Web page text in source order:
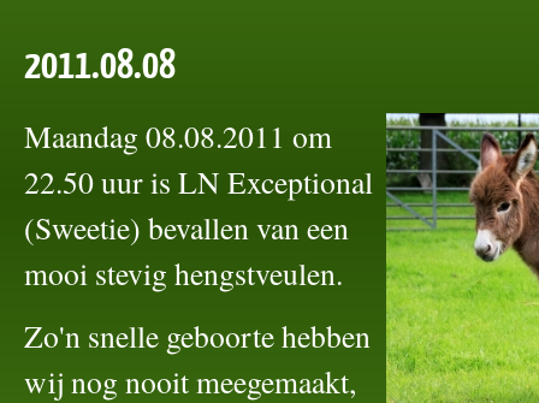
2011.08.08
Maandag 08.08.2011 om
22.50 uur is LN Exceptional
(Sweetie) bevallen van een
mooi stevig hengstveulen.
Zo'n snelle geboorte hebben
wij nog nooit meegemaakt,